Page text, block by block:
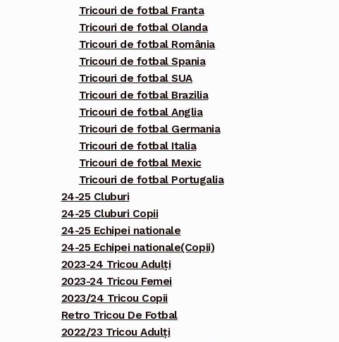
Tricouri de fotbal Franta
Tricouri de fotbal Olanda
Tricouri de fotbal România
Tricouri de fotbal Spania
Tricouri de fotbal SUA
Tricouri de fotbal Brazilia
Tricouri de fotbal Anglia
Tricouri de fotbal Germania
Tricouri de fotbal Italia
Tricouri de fotbal Mexic
Tricouri de fotbal Portugalia
24-25 Cluburi
24-25 Cluburi Copii
24-25 Echipei nationale
24-25 Echipei nationale(Copii)
2023-24 Tricou Adulți
2023-24 Tricou Femei
2023/24 Tricou Copii
Retro Tricou De Fotbal
2022/23 Tricou Adulți